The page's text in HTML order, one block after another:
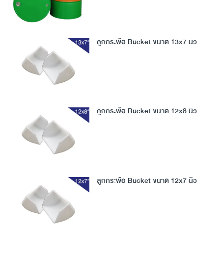
ลูกกระพ้อ Bucket ขนาด 13x7 นิ้ว
ลูกกระพ้อ Bucket ขนาด 12x8 นิ้ว
ลูกกระพ้อ Bucket ขนาด 12x7 นิ้ว